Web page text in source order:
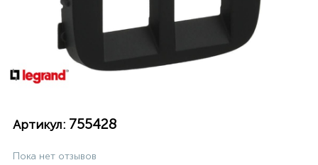
Артикул: 755428
Пока нет отзывов